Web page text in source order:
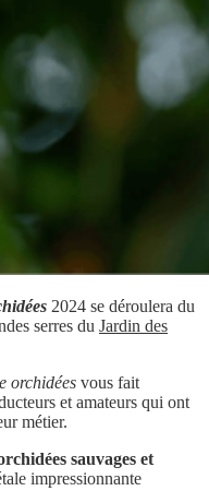
2024 se déroulera du
serres du Jardin des
orchidées vous fait
et amateurs qui ont
métier.
sauvages et
impressionnante